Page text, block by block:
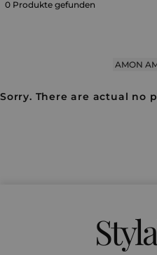
0 Produkte gefunden
AMON
Sorry. There are actual no